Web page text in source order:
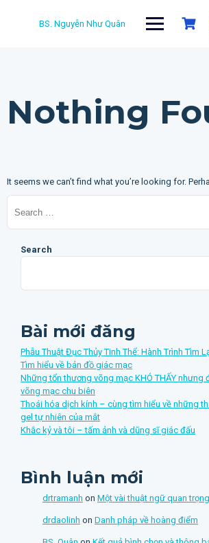
BS. Nguyễn Như Quân
Nothing
It seems we can’t find what you’re looking for.
for:
Search
Bài mới đăng
Phẫu Thuật Đục Thủy Tinh Thể: Hành Trình Tìm
Tìm hiểu về bản đồ giác mạc
Những tổn thương võng mạc KHÓ THẤY nhưng
võng mạc chu biên
Thoái hóa dịch kính – cùng tìm hiểu về những
gel tự nhiên của mắt
Khắc kỷ và tôi – tấm ảnh và dũng sĩ giác đấu
Bình luận mới
drtramanh on Một vài thuật ngữ quan trọng
drdaolinh on Danh pháp về hoàng điểm